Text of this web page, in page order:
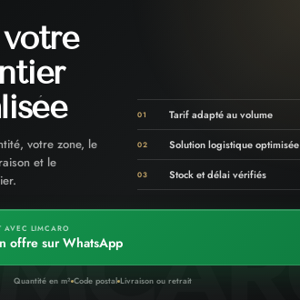
votre zone, le
et le
01 Tarif adapté au volume
02 Solution logistique optimisée
03 Stock et délai vérifiés
AVEC LIMCARO
offre sur WhatsApp
Quantité en m² Code postal Livraison ou retrait